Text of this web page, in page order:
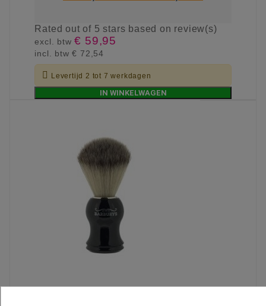
Ratedout of 5 stars based on review(s)
excl. btw€ 59,95
incl. btw€ 72,54
 Levertijd 2 tot 7 werkdagen
IN WINKELWAGEN